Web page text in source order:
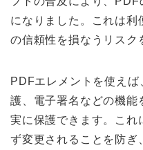
になりました。これは利
の信頼性を損なうリスク
PDFエレメントを使え
護、電子署名などの機能
実に保護できます。これ
ず変更されることを防ぎ